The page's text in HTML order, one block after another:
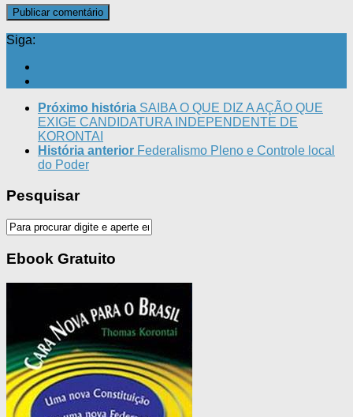
Siga:
Próximo história SAIBA O QUE DIZ A AÇÃO QUE
EXIGE CANDIDATURA INDEPENDENTE DE
KORONTAI
História anterior Federalismo Pleno e Controle local
do Poder
Pesquisar
Ebook Gratuito